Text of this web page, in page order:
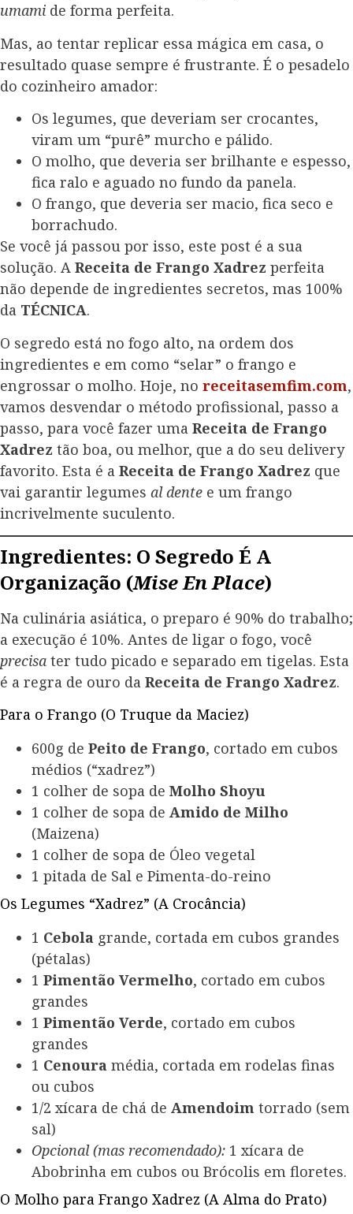
umami de forma perfeita.
Mas, ao tentar replicar essa mágica em casa, o
resultado quase sempre é frustrante. É o pesadelo
do cozinheiro amador:
Os legumes, que deveriam ser crocantes,
viram um “purê” murcho e pálido.
O molho, que deveria ser brilhante e espesso,
fica ralo e aguado no fundo da panela.
O frango, que deveria ser macio, fica seco e
borrachudo.
Se você já passou por isso, este post é a sua
solução. A Receita de Frango Xadrez perfeita
não depende de ingredientes secretos, mas 100%
da TÉCNICA.
O segredo está no fogo alto, na ordem dos
ingredientes e em como “selar” o frango e
engrossar o molho. Hoje, no receitasemfim.com,
vamos desvendar o método profissional, passo a
passo, para você fazer uma Receita de Frango
Xadrez tão boa, ou melhor, que a do seu delivery
favorito. Esta é a Receita de Frango Xadrez que
vai garantir legumes al dente e um frango
incrivelmente suculento.
Ingredientes: O Segredo É A
Organização (Mise En Place)
Na culinária asiática, o preparo é 90% do trabalho;
a execução é 10%. Antes de ligar o fogo, você
precisa ter tudo picado e separado em tigelas. Esta
é a regra de ouro da Receita de Frango Xadrez.
Para o Frango (O Truque da Maciez)
600g de Peito de Frango, cortado em cubos
médios (“xadrez”)
1 colher de sopa de Molho Shoyu
1 colher de sopa de Amido de Milho
(Maizena)
1 colher de sopa de Óleo vegetal
1 pitada de Sal e Pimenta-do-reino
Os Legumes “Xadrez” (A Crocância)
1 Cebola grande, cortada em cubos grandes
(pétalas)
1 Pimentão Vermelho, cortado em cubos
grandes
1 Pimentão Verde, cortado em cubos
grandes
1 Cenoura média, cortada em rodelas finas
ou cubos
1/2 xícara de chá de Amendoim torrado (sem
sal)
Opcional (mas recomendado): 1 xícara de
Abobrinha em cubos ou Brócolis em floretes.
O Molho para Frango Xadrez (A Alma do Prato)